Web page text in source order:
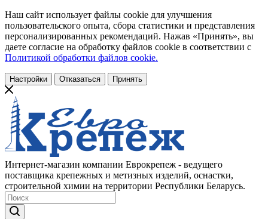
Наш сайт использует файлы cookie для улучшения
пользовательского опыта, сбора статистики и представления
персонализированных рекомендаций. Нажав «Принять», вы
даете согласие на обработку файлов cookie в соответствии с
Политикой обработки файлов cookie.
Настройки Отказаться Принять
Интернет-магазин компании Еврокрепеж - ведущего
поставщика крепежных и метизных изделий, оснастки,
строительной химии на территории Республики Беларусь.